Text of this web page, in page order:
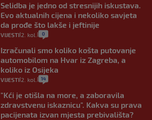
Selidba je jedno od stresnijih iskustava.
Evo aktualnih cijena i nekoliko savjeta
da prođe što lakše i jeftinije
VIJESTI 2. kol. 0
Izračunali smo koliko košta putovanje
automobilom na Hvar iz Zagreba, a
koliko iz Osijeka
VIJESTI 2. kol. 14
"Kći je otišla na more, a zaboravila
zdravstvenu iskaznicu". Kakva su prava
pacijenata izvan mjesta prebivališta?